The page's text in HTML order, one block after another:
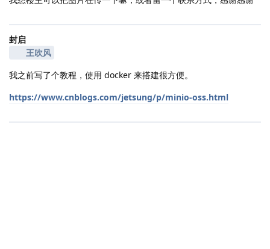
封启
王吹风
我之前写了个教程，使用 docker 来搭建很方便。
https://www.cnblogs.com/jetsung/p/minio-oss.html